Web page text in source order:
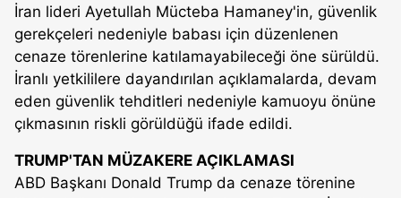
İran lideri Ayetullah Mücteba Hamaney'in, güvenlik
gerekçeleri nedeniyle babası için düzenlenen
cenaze törenlerine katılamayabileceği öne sürüldü.
İranlı yetkililere dayandırılan açıklamalarda, devam
eden güvenlik tehditleri nedeniyle kamuoyu önüne
çıkmasının riskli görüldüğü ifade edildi.
TRUMP'TAN MÜZAKERE AÇIKLAMASI
ABD Başkanı Donald Trump da cenaze törenine